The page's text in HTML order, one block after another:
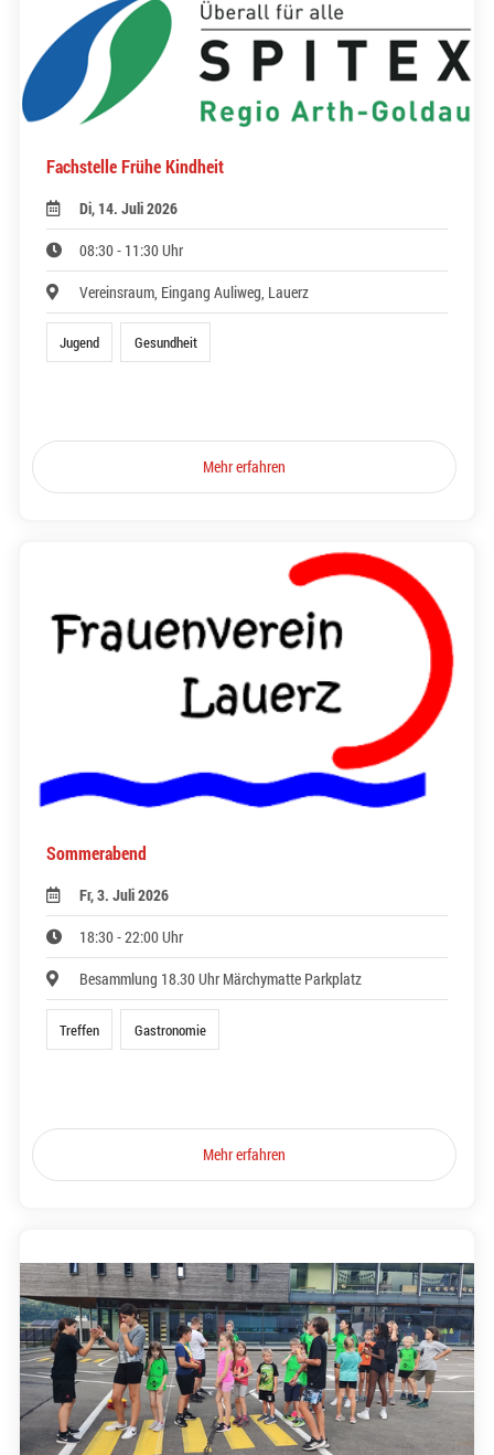
Fachstelle Frühe Kindheit
Di, 14. Juli 2026
08:30 - 11:30 Uhr
Vereinsraum, Eingang Auliweg, Lauerz
Jugend Gesundheit
Mehr erfahren
Sommerabend
Fr, 3. Juli 2026
18:30 - 22:00 Uhr
Besammlung 18.30 Uhr Märchymatte Parkplatz
Treffen Gastronomie
Mehr erfahren